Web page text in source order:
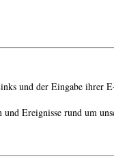
und der Eingabe ihrer
Ereignisse rund um